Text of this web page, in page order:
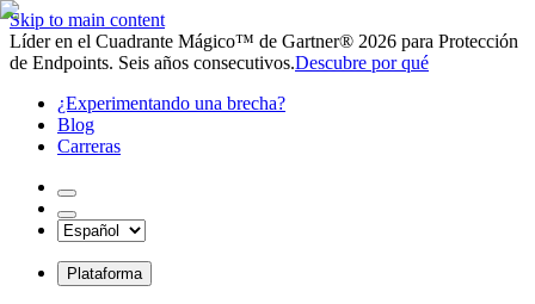
Skip to main content
Líder en el Cuadrante Mágico™ de Gartner® 2026 para Protección
de Endpoints. Seis años consecutivos.Descubre por qué
¿Experimentando una brecha?
Blog
Carreras
Plataforma